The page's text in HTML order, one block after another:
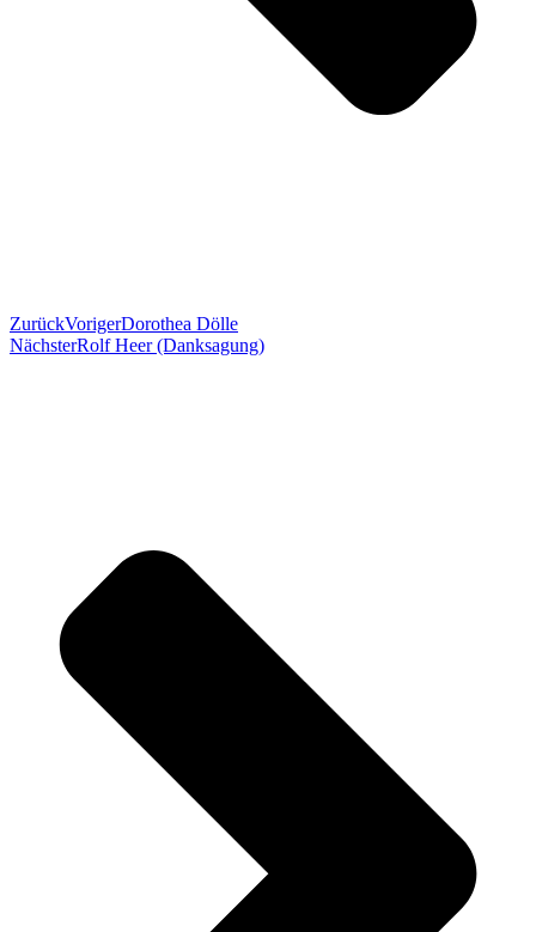
ZurückVorigerDorothea Dölle
NächsterRolf Heer (Danksagung)